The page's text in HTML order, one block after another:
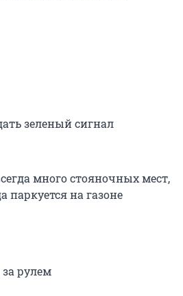
зеленый сигнал
много стояночных мест,
паркуется на газоне
рулем